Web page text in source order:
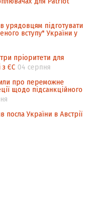
урядовцям підготувати
вступу" України у
пріоритети для
з ЄС 04 серпня
про переможне
щодо підсанкційного
посла України в Австрії